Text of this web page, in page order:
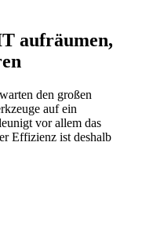
aufräumen,
den großen
auf ein
vor allem das
Effizienz ist deshalb